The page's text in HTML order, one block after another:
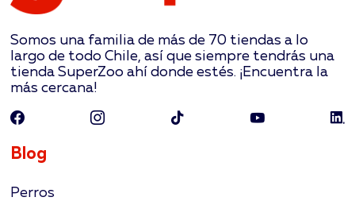
Somos una familia de más de 70 tiendas a lo
largo de todo Chile, así que siempre tendrás una
tienda SuperZoo ahí donde estés. ¡Encuentra la
más cercana!
Blog
Perros